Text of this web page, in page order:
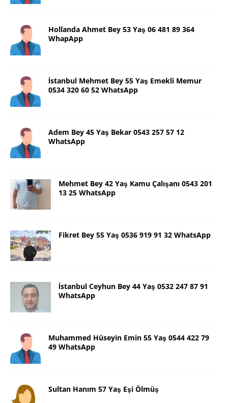
Hollanda Ahmet Bey 53 Yaş 06 481 89 364
WhapApp
İstanbul Mehmet Bey 55 Yaş Emekli Memur
0534 320 60 52 WhatsApp
Adem Bey 45 Yaş Bekar 0543 257 57 12
WhatsApp
Mehmet Bey 42 Yaş Kamu Çalışanı 0543 201
13 25 WhatsApp
Fikret Bey 55 Yaş 0536 919 91 32 WhatsApp
İstanbul Ceyhun Bey 44 Yaş 0532 247 87 91
WhatsApp
Muhammed Hüseyin Emin 55 Yaş 0544 422 79
49 WhatsApp
Sultan Hanım 57 Yaş Eşi Ölmüş